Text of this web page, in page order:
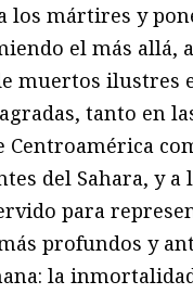
los mártires y
el más allá,
muertos ilustres
tanto en
Centroamérica
del Sahara, y a
para
profundos y
la